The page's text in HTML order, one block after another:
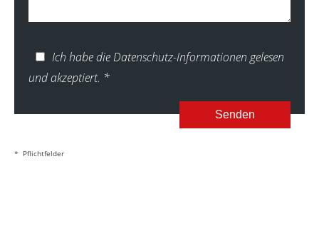
Ich habe die Datenschutz-Informationen gelesen
und akzeptiert. *
Senden
* Pflichtfelder